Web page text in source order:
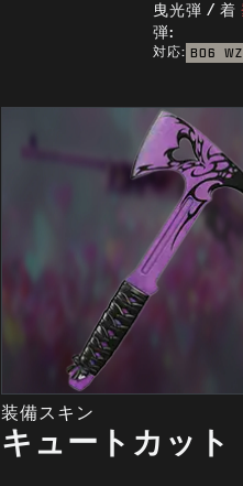
曳光弾 / 着
弾:
対応: BO6 WZ
装備スキン
キュートカット